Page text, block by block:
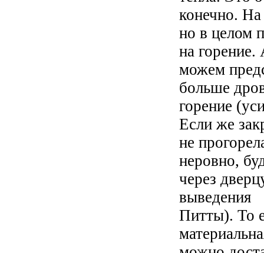
конечно.
но в целом
на
можем
больше
горение
Если же
не
неровно,
через
выведения
Питты). То